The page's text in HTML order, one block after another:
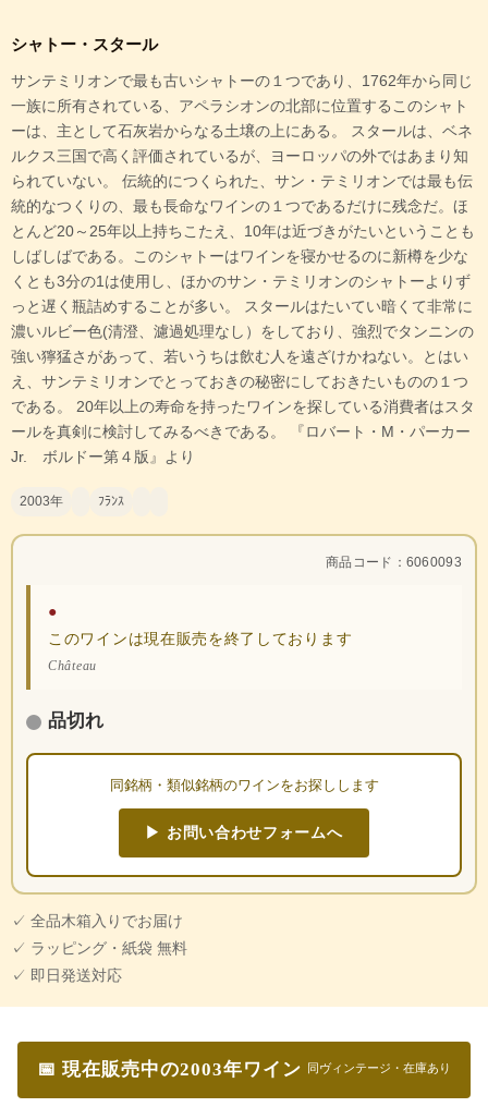
シャトー・スタール
サンテミリオンで最も古いシャトーの１つであり、1762年から同じ
一族に所有されている、アペラシオンの北部に位置するこのシャト
ーは、主として石灰岩からなる土壌の上にある。 スタールは、ベネ
ルクス三国で高く評価されているが、ヨーロッパの外ではあまり知
られていない。 伝統的につくられた、サン・テミリオンでは最も伝
統的なつくりの、最も長命なワインの１つであるだけに残念だ。ほ
とんど20～25年以上持ちこたえ、10年は近づきがたいということも
しばしばである。このシャトーはワインを寝かせるのに新樽を少な
くとも3分の1は使用し、ほかのサン・テミリオンのシャトーよりず
っと遅く瓶詰めすることが多い。 スタールはたいてい暗くて非常に
濃いルビー色(清澄、濾過処理なし）をしており、強烈でタンニンの
強い獰猛さがあって、若いうちは飲む人を遠ざけかねない。とはい
え、サンテミリオンでとっておきの秘密にしておきたいものの１つ
である。 20年以上の寿命を持ったワインを探している消費者はスタ
ールを真剣に検討してみるべきである。 『ロバート・M・パーカー
Jr. ボルドー第４版』より
2003年 ﾌﾗﾝｽ
商品コード：6060093
●
このワインは現在販売を終了しております
Château
品切れ
同銘柄・類似銘柄のワインをお探しします
▶ お問い合わせフォームへ
✓ 全品木箱入りでお届け
✓ ラッピング・紙袋 無料
✓ 即日発送対応
📅 現在販売中の2003年ワイン 同ヴィンテージ・在庫あり